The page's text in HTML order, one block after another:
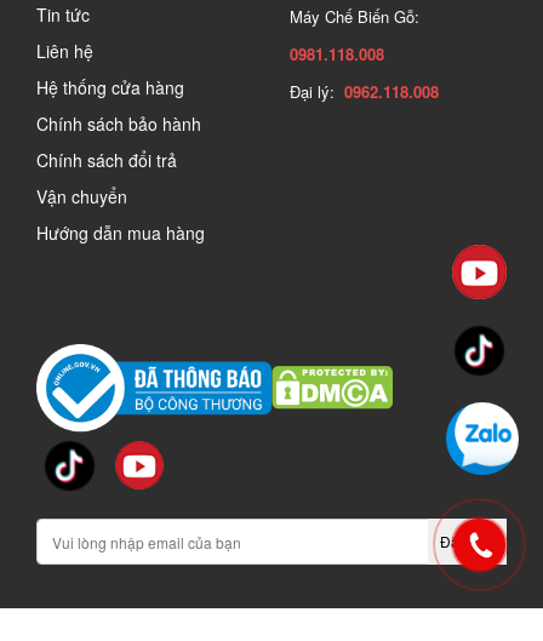
Tin tức
Liên hệ
Hệ thống cửa hàng
Chính sách bảo hành
Chính sách đổi trả
Vận chuyển
Hướng dẫn mua hàng
Máy Chế Biến Gỗ:
0981.118.008
Đại lý: 0962.118.008
Đăng ký